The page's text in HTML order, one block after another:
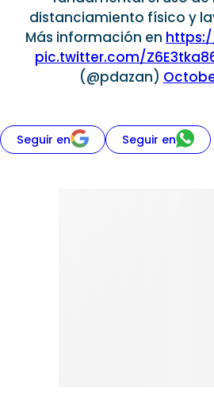
distanciamiento físico y
Más información en
pic.twitter.com/
(@pdazan)
Seguir en Seguir en